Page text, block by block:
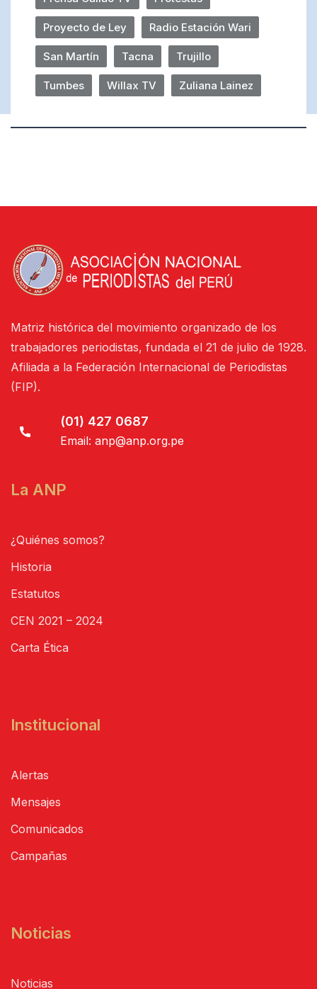
Proyecto de Ley Radio Estación Wari
San Martín Tacna Trujillo
Tumbes Willax TV Zuliana Lainez
Matriz histórica del movimiento organizado de los
trabajadores periodistas, fundada el 21 de julio de 1928.
Afiliada a la Federación Internacional de Periodistas
(FIP).
(01) 427 0687
Email: anp@anp.org.pe
La ANP
¿Quiénes somos?
Historia
Estatutos
CEN 2021 – 2024
Carta Ética
Institucional
Alertas
Mensajes
Comunicados
Campañas
Noticias
Noticias